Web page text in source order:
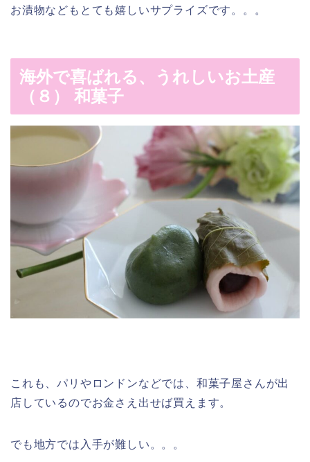
お漬物などもとても嬉しいサプライズです。。。
海外で喜ばれる、うれしいお土産
（８） 和菓子
これも、パリやロンドンなどでは、和菓子屋さんが出
店しているのでお金さえ出せば買えます。
でも地方では入手が難しい。。。